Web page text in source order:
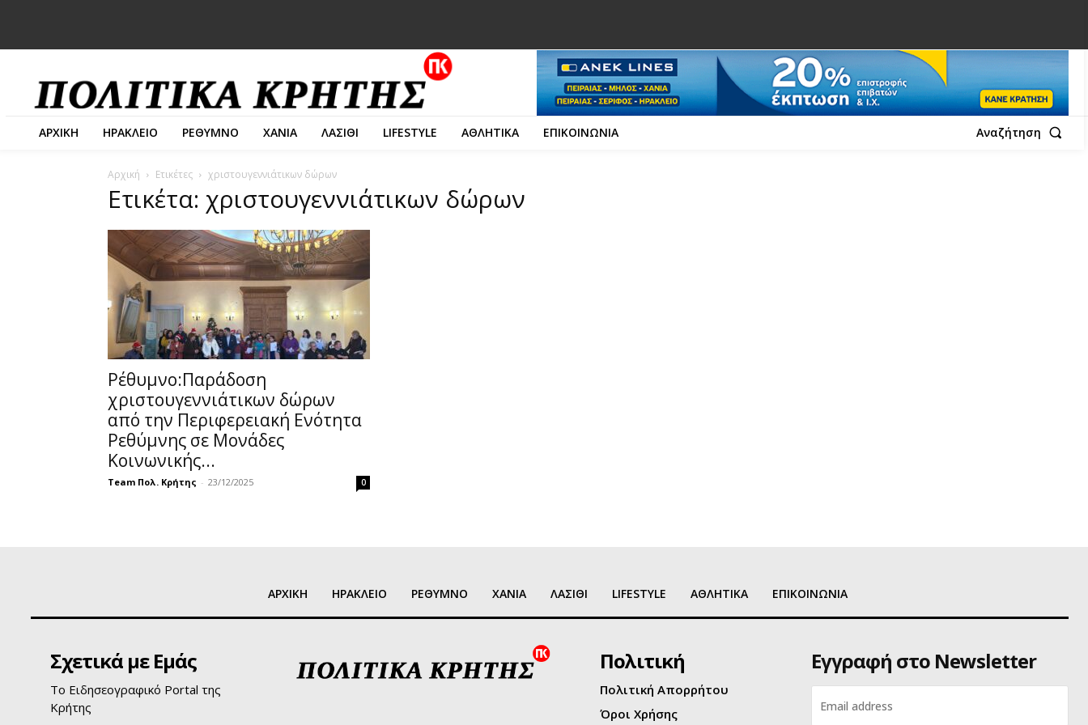
ΑΡΧΙΚΗ ΗΡΑΚΛΕΙΟ ΡΕΘΥΜΝΟ ΧΑΝΙΑ ΛΑΣΙΘΙ LIFESTYLE ΑΘΛΗΤΙΚΑ ΕΠΙΚΟΙΝΩΝΙΑ Αναζήτηση
Αρχική Ετικέτες χριστουγεννιάτικων δώρων
Ετικέτα: χριστουγεννιάτικων δώρων
Ρέθυμνο:Παράδοση
χριστουγεννιάτικων δώρων
από την Περιφερειακή Ενότητα
Ρεθύμνης σε Μονάδες
Κοινωνικής...
Team Πολ. Κρήτης - 23/12/2025 0
ΑΡΧΙΚΗ ΗΡΑΚΛΕΙΟ ΡΕΘΥΜΝΟ ΧΑΝΙΑ ΛΑΣΙΘΙ LIFESTYLE ΑΘΛΗΤΙΚΑ ΕΠΙΚΟΙΝΩΝΙΑ
Σχετικά με Εμάς
Το Ειδησεογραφικό Portal της
Κρήτης
Πολιτική
Πολιτική Απορρήτου
Όροι Χρήσης
Εγγραφή στο Newsletter